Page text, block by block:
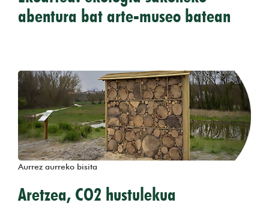
abentura bat arte-museo batean
Aretzea, CO2 hustulekua
Aurrez aurreko bisita